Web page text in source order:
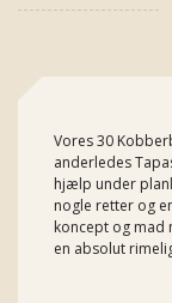
Vores 30
anderledes
hjælp under
nogle retter og
koncept og mad
en absolut